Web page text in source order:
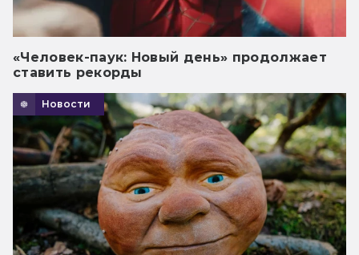
«Человек-паук: Новый день» продолжает
ставить рекорды
Новости